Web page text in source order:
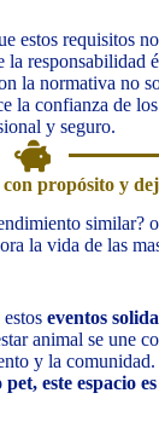
estos requisitos
la responsabilidad
la normativa no
la confianza de
y seguro.
propósito y
similar?
la vida de las
eventos
animal se une
y la comunidad.
este espacio